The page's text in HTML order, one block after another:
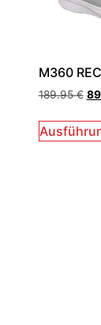
M360
189.95€